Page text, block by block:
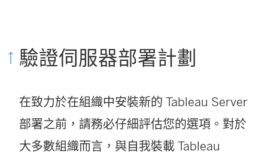
窗
啟
)
驗證伺服器部署計劃
在致力於在組織中安裝新的 Tableau Server
部署之前，請務必仔細評估您的選項。對於
大多數組織而言，與自我裝載 Tableau